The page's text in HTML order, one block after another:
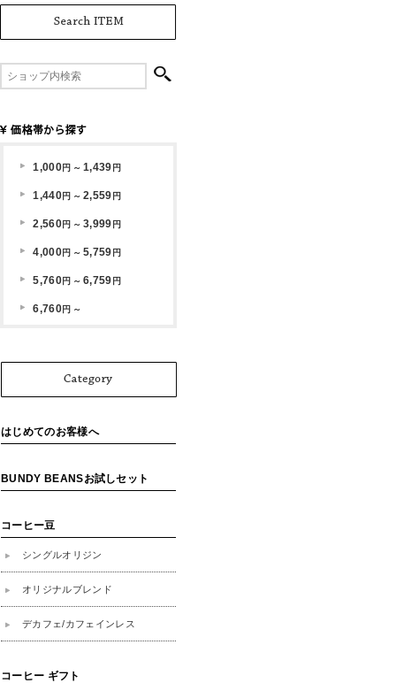
1,000円 ～ 1,439 円
1,440円 ～ 2,559 円
2,560円 ～ 3,999 円
4,000円 ～ 5,759 円
5,760円 ～ 6,759 円
6,760円 ～
はじめてのお客様へ
BUNDY BEANSお試しセット
コーヒー豆
シングルオリジン
オリジナルブレンド
デカフェ/カフェインレス
コーヒー ギフト